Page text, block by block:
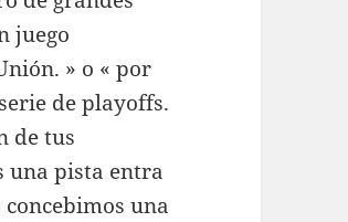
juego
» o « por
de playoffs.
de tus
una pista entra
una